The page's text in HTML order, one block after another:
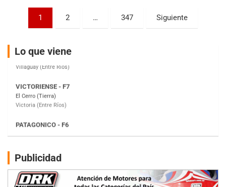
Paginación
entradas
1 2 … 347 Siguiente
Lo que viene
Villaguay (Entre Ríos)
El Cerro (Tierra)
Moto Club Reginense (Tierra)
Gral. E. Godoy (Río Negro)
Juventud Unida (Tierra)
Humboldt (Santa Fe)
NORESTE SANTAFESINO - F6
Avellaneda (Santa Fe)
Publicidad